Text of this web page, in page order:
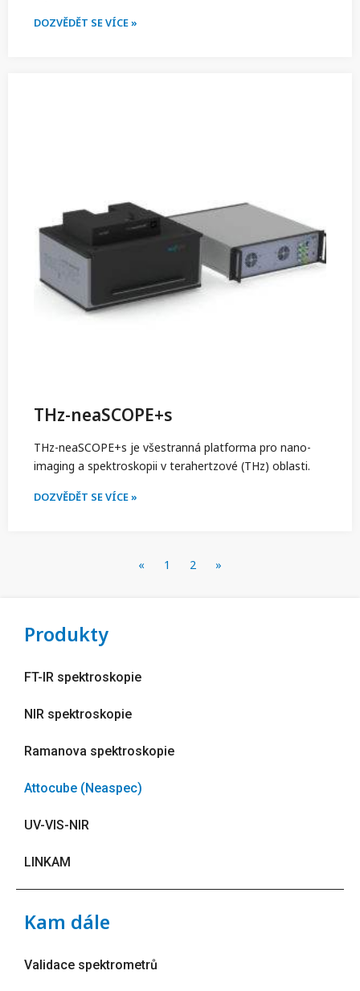
DOZVĚDĚT SE VÍCE »
THz-neaSCOPE+s
THz-neaSCOPE+s je všestranná platforma pro nano-
imaging a spektroskopii v terahertzové (THz) oblasti.
DOZVĚDĚT SE VÍCE »
« 1 2 »
Produkty
FT-IR spektroskopie
NIR spektroskopie
Ramanova spektroskopie
Attocube (Neaspec)
UV-VIS-NIR
LINKAM
Kam dále
Validace spektrometrů